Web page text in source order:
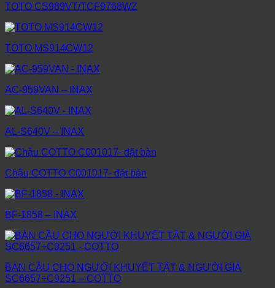
TOTO CS989VT/TCF9768WZ
TOTO MS914CW12
AC-959VAN – INAX
AL-S640V – INAX
Chậu COTTO C001017- đặt bàn
BF-1858 – INAX
BÀN CẦU CHO NGƯỜI KHUYẾT TẬT & NGƯỜI GIÀ
SC6657+C9251 – COTTO